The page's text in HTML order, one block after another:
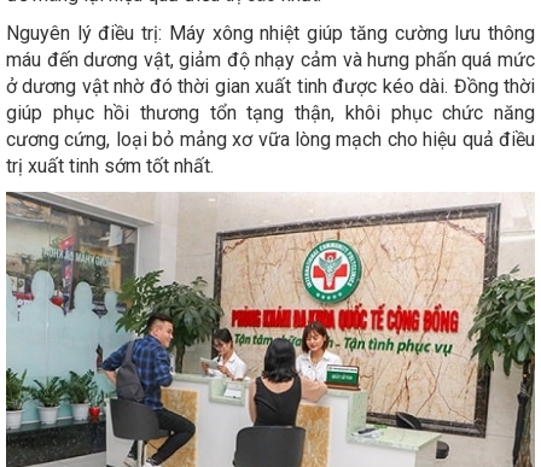
Nguyên lý điều trị: Máy xông nhiệt giúp tăng cường lưu thông
máu đến dương vật, giảm độ nhạy cảm và hưng phấn quá mức
ở dương vật nhờ đó thời gian xuất tinh được kéo dài. Đồng thời
giúp phục hồi thương tổn tạng thận, khôi phục chức năng
cương cứng, loại bỏ mảng xơ vữa lòng mạch cho hiệu quả điều
trị xuất tinh sớm tốt nhất.